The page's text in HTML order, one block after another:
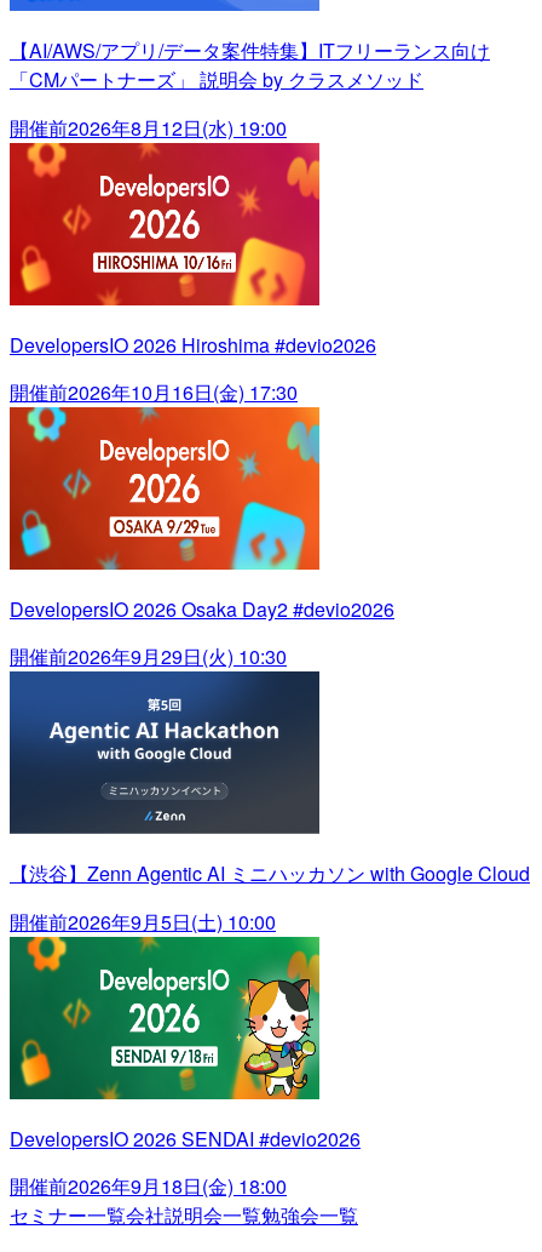
【AI/AWS/アプリ/データ案件特集】ITフリーランス向け
「CMパートナーズ」 説明会 by クラスメソッド
開催前2026年8月12日(水) 19:00
DevelopersIO 2026 Hiroshima #devio2026
開催前2026年10月16日(金) 17:30
DevelopersIO 2026 Osaka Day2 #devio2026
開催前2026年9月29日(火) 10:30
【渋谷】Zenn Agentic AI ミニハッカソン with Google Cloud
開催前2026年9月5日(土) 10:00
DevelopersIO 2026 SENDAI #devio2026
開催前2026年9月18日(金) 18:00
セミナー一覧会社説明会一覧勉強会一覧